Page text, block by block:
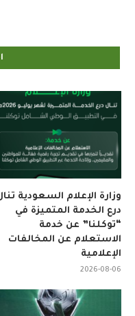
وزارة الإعلام السعودية
درع الخدمة المتميزة في
“توكلنا” عن خدمة
الاستعلام عن المخالفات
الإعلامية
2026-08-06